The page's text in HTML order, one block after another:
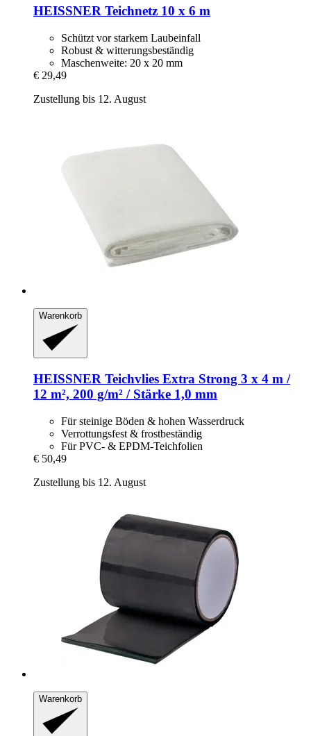
HEISSNER Teichnetz 10 x 6 m
Schützt vor starkem Laubeinfall
Robust & witterungsbeständig
Maschenweite: 20 x 20 mm
€ 29,49
Zustellung bis 12. August
Warenkorb
HEISSNER Teichvlies Extra Strong 3 x 4 m /
12 m², 200 g/m² / Stärke 1,0 mm
Für steinige Böden & hohen Wasserdruck
Verrottungsfest & frostbeständig
Für PVC- & EPDM-Teichfolien
€ 50,49
Zustellung bis 12. August
Warenkorb